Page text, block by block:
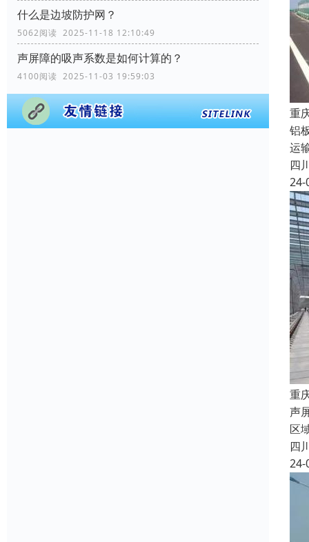
什么是边坡防护网？
5062阅读 2025-11-18 12:10:49
声屏障的吸声系数是如何计算的？
4100阅读 2025-11-03 19:59:03
重
铝
运
四
24-
重
声
区
四
24-